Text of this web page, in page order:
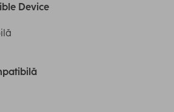
Device